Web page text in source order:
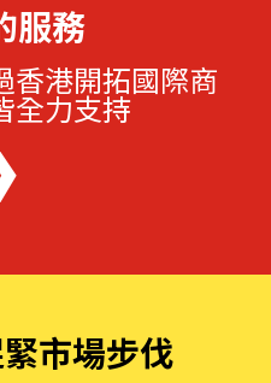
服務
香港開拓國際商
全力支持
市場步伐